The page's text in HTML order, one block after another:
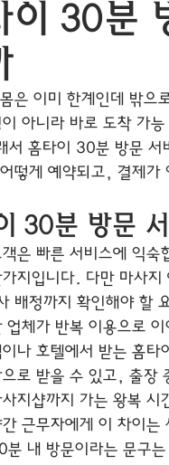
이 30분
은 이미 한계인데 밖으
이 아니라 바로 도착 가
서 홈타이 30분 방문 서
떻게 예약되고, 결제가
30분 방문
은 빠른 서비스에 익
지입니다. 다만 마사
배정까지 확인해야 할
업체가 반복 이용으로
나 호텔에서 받는 홈
로 받을 수 있고, 출장
지샵까지 가는 왕복
근무자에게 이 차이는
분 내 방문이라는 문구